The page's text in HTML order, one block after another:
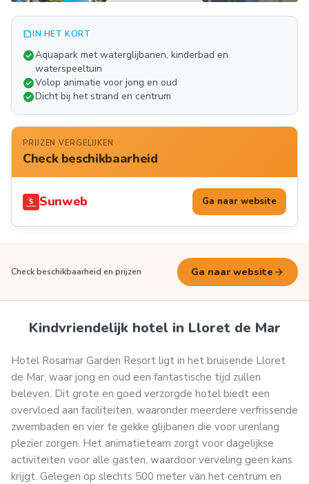
FOTO'S
summarizeIN HET KORT
check_circleAquapark met waterglijbanen, kinderbad en
waterspeeltuin
check_circleVolop animatie voor jong en oud
check_circleDicht bij het strand en centrum
PRIJZEN VERGELIJKEN
Check beschikbaarheid
Sunweb Ga naar website
Check beschikbaarheid en prijzen Ga naar website arrow_forward
Kindvriendelijk hotel in Lloret de Mar
Hotel Rosamar Garden Resort ligt in het bruisende Lloret
de Mar, waar jong en oud een fantastische tijd zullen
beleven. Dit grote en goed verzorgde hotel biedt een
overvloed aan faciliteiten, waaronder meerdere verfrissende
zwembaden en vier te gekke glijbanen die voor urenlang
plezier zorgen. Het animatieteam zorgt voor dagelijkse
activiteiten voor alle gasten, waardoor verveling geen kans
krijgt. Gelegen op slechts 500 meter van het centrum en